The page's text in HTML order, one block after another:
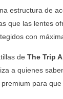
estructura de
que las lentes
con
de The Trip
a quienes
para